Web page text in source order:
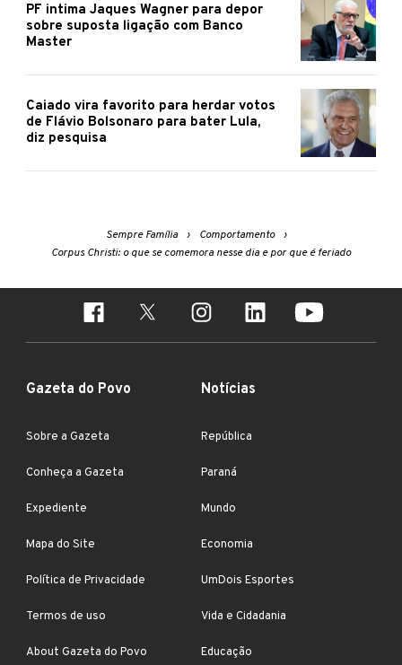
PF intima Jaques Wagner para depor
sobre suposta ligação com Banco
Master
Caiado vira favorito para herdar votos
de Flávio Bolsonaro para bater Lula,
diz pesquisa
Sempre Família
Comportamento
Corpus Christi: o que se comemora nesse dia e por que é feriado
Gazeta do Povo
Sobre a Gazeta
Conheça a Gazeta
Expediente
Mapa do Site
Política de Privacidade
Termos de uso
About Gazeta do Povo
Notícias
República
Paraná
Mundo
Economia
UmDois Esportes
Vida e Cidadania
Educação